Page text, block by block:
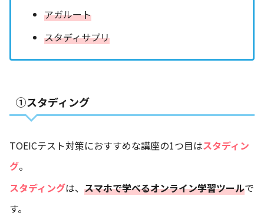
アガルート
スタディサプリ
①スタディング
TOEICテスト対策におすすめな講座の1つ目はスタディン
グ。
スタディングは、 スマホで学べるオンライン学習ツールで
す。